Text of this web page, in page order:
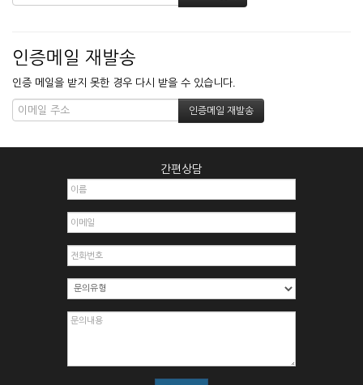
인증메일 재발송
인증 메일을 받지 못한 경우 다시 받을 수 있습니다.
간편상담